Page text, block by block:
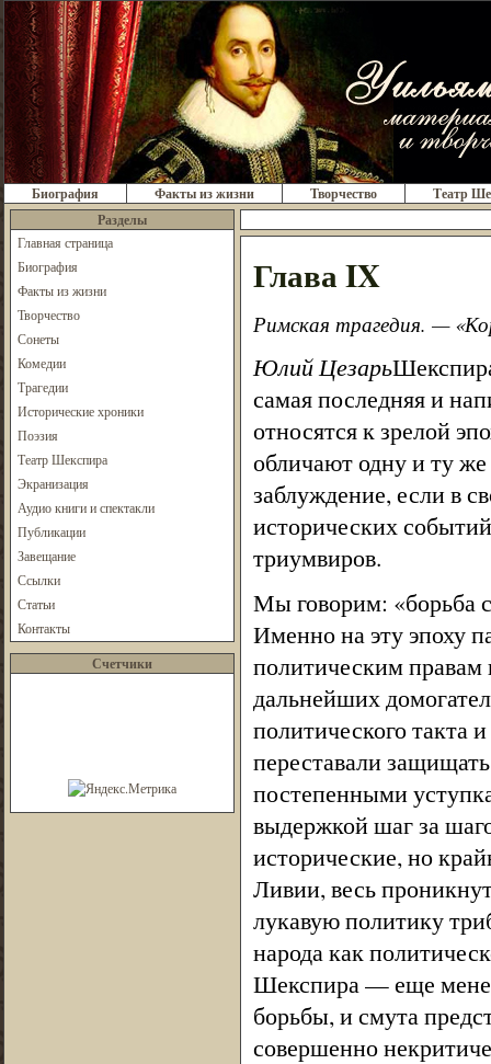
Биография Факты из жизни Творчество
Театр
Разделы
Главная страница
Биография
Факты из жизни
Творчество
Сонеты
Комедии
Трагедии
Исторические хроники
Поэзия
Театр Шекспира
Экранизация
Аудио книги и спектакли
Публикации
Завещание
Ссылки
Статьи
Контакты
Счетчики
Глава IX
Римская трагедия. —
Юлий Цезарь
самая последняя и
относятся к зрелой
обличают одну и ту
заблуждение, если в
исторических
триумвиров.
Мы говорим: «борьба
Именно на эту эпоху
политическим
дальнейших
политического такта
переставали
постепенными
выдержкой шаг за
исторические, но
Ливии, весь
лукавую политику
народа как
Шекспира — еще
борьбы, и смута
совершенно